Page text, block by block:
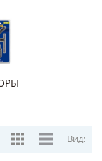
Вид: